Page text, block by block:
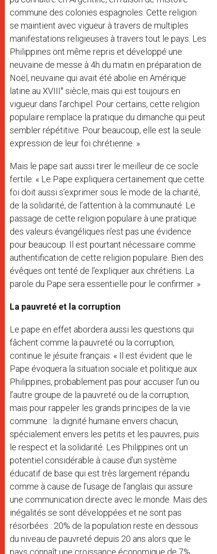
commune des colonies espagnoles. Cette religion
se maintient avec vigueur à travers de multiples
manifestations religieuses à travers tout le pays. Les
Philippines ont même repris et développé une
neuvaine de messe à 4h du matin en préparation de
Noël, neuvaine qui avait été abolie en Amérique
latine au XVIII° siècle, mais qui est toujours en
vigueur dans l’archipel. Pour certains, cette religion
populaire remplace la pratique du dimanche qui peut
sembler répétitive. Pour beaucoup, elle est la seule
expression de leur foi chrétienne. »
Mais le pape sait aussi tirer le meilleur de ce socle
fertile: « Le Pape expliquera certainement que cette
foi doit aussi s’exprimer sous le mode de la charité,
de la solidarité, de l’attention à la communauté. Le
passage de cette religion populaire à une pratique
des valeurs évangéliques n’est pas une évidence
pour beaucoup. Il est pourtant nécessaire comme
authentification de cette religion populaire. Bien des
évêques ont tenté de l’expliquer aux chrétiens. La
parole du Pape sera essentielle pour le confirmer. »
La pauvreté et la corruption
Le pape en effet abordera aussi les questions qui
fâchent comme la pauvreté ou la corruption,
continue le jésuite français: « Il est évident que le
Pape évoquera la situation sociale et politique aux
Philippines, probablement pas pour accuser l’un ou
l’autre groupe de la pauvreté ou de la corruption,
mais pour rappeler les grands principes de la vie
commune : la dignité humaine envers chacun,
spécialement envers les petits et les pauvres, puis
le respect et la solidarité. Les Philippines ont un
potentiel considérable à cause d’un système
éducatif de base qui est très largement répandu
comme à cause de l’usage de l’anglais qui assure
une communication directe avec le monde. Mais des
inégalités se sont développées et ne sont pas
résorbées : 20% de la population reste en dessous
du niveau de pauvreté depuis 20 ans alors que le
pays connaît une croissance économique de 7%